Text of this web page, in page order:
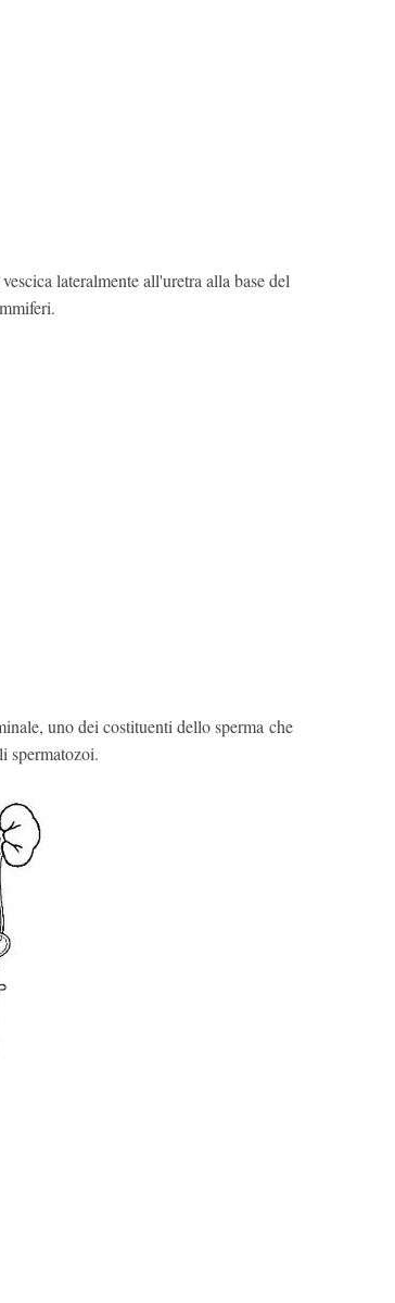
lateralmente all'uretra alla base del
uno dei costituenti dello sperma che
spermatozoi.